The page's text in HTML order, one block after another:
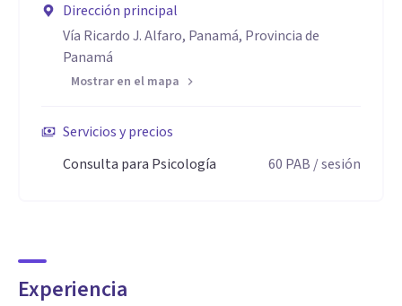
Dirección principal
Vía Ricardo J. Alfaro, Panamá, Provincia de
Panamá
Mostrar en el mapa
Servicios y precios
Consulta para Psicología
60 PAB / sesión
Experiencia